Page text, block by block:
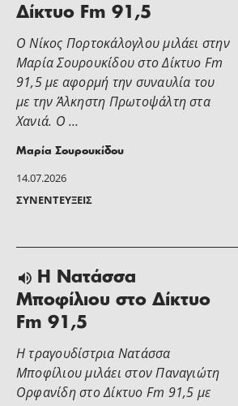
14.07.2026
ΣΥΝΕΝΤΕΎΞΕΙΣ
Δίκτυο Fm 91,5
Ο Νίκος Πορτοκάλογλου μιλάει στην
Μαρία Σουρουκίδου στο Δίκτυο Fm
91,5 με αφορμή την συναυλία του
με την Άλκηστη Πρωτοψάλτη στα
Χανιά. Ο …
Μαρία Σουρουκίδου
H Νατάσσα
Μποφίλιου στο Δίκτυο
Fm 91,5
Η τραγουδίστρια Νατάσσα
Μποφίλιου μιλάει στoν Παναγιώτη
Ορφανίδη στο Δίκτυο Fm 91,5 με